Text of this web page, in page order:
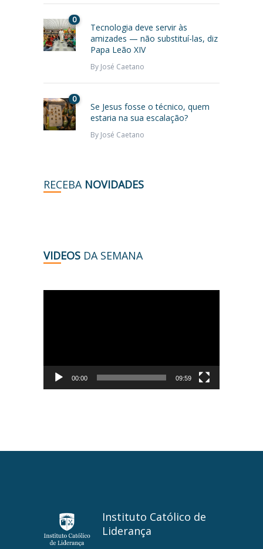
0
Tecnologia deve servir às
amizades — não substituí-las, diz
Papa Leão XIV
By José Caetano
0
Se Jesus fosse o técnico, quem
estaria na sua escalação?
By José Caetano
RECEBA NOVIDADES
VIDEOS DA SEMANA
00:00 09:59
Instituto Católico de
Liderança